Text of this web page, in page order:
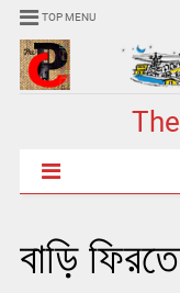
TOP MENU
বাড়ি